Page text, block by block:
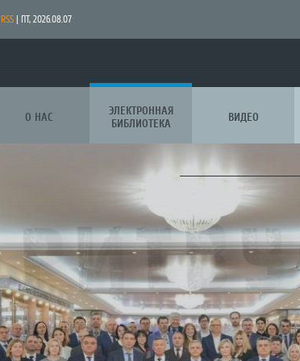
RSS | ПТ, 2026.08.07
О НАС
ЭЛЕКТРОННАЯ
БИБЛИОТЕКА
ВИДЕО